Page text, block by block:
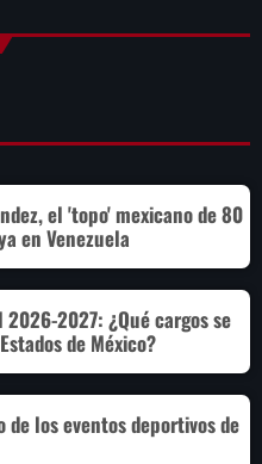
el 'topo' mexicano de 80
en Venezuela
2027: ¿Qué cargos se
de México?
de los eventos deportivos de